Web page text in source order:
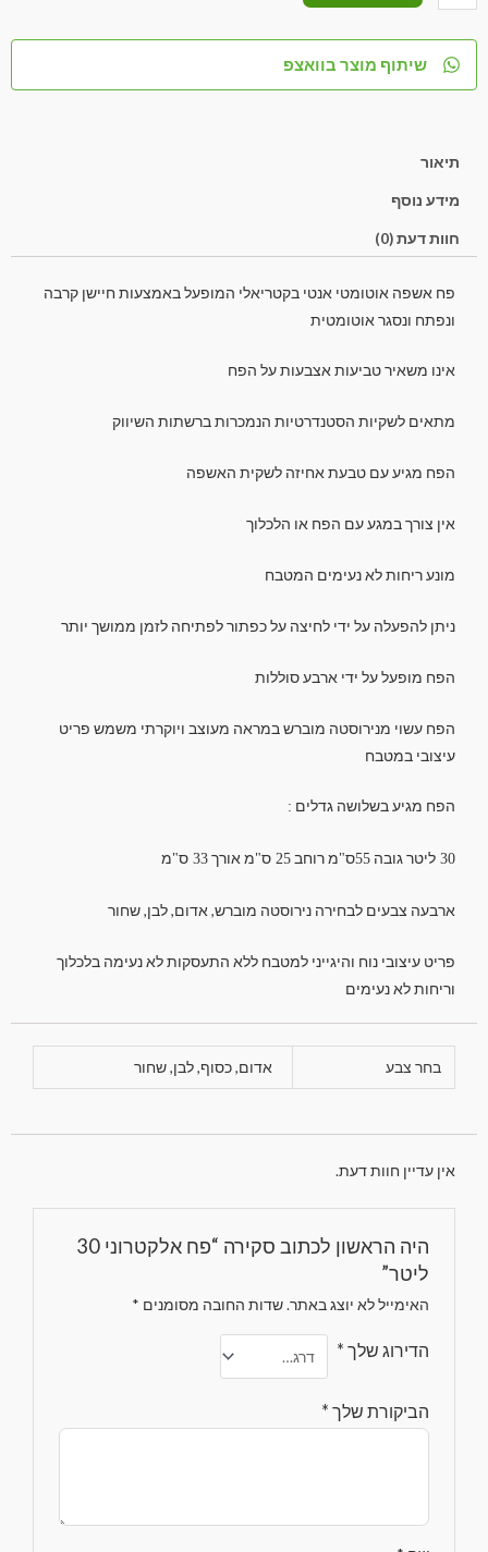
שיתוף מוצר בוואצפ
תיאור
מידע נוסף
חוות דעת (0)
פח אשפה אוטומטי אנטי בקטריאלי המופעל באמצעות חיישן קרבה
ונפתח ונסגר אוטומטית
אינו משאיר טביעות אצבעות על הפח
מתאים לשקיות הסטנדרטיות הנמכרות ברשתות השיווק
הפח מגיע עם טבעת אחיזה לשקית האשפה
אין צורך במגע עם הפח או הלכלוך
מונע ריחות לא נעימים המטבח
ניתן להפעלה על ידי לחיצה על כפתור לפתיחה לזמן ממושך יותר
הפח מופעל על ידי ארבע סוללות
הפח עשוי מנירוסטה מוברש במראה מעוצב ויוקרתי משמש פריט
עיצובי במטבח
הפח מגיע בשלושה גדלים :
30 ליטר גובה 55ס"מ רוחב 25 ס"מ אורך 33 ס"מ
ארבעה צבעים לבחירה נירוסטה מוברש, אדום, לבן, שחור
פריט עיצובי נוח והיגייני למטבח ללא התעסקות לא נעימה בלכלוך
וריחות לא נעימים
בחר צבע אדום, כסוף, לבן, שחור
אין עדיין חוות דעת.
היה הראשון לכתוב סקירה “פח אלקטרוני 30
ליטר”
האימייל לא יוצג באתר.שדות החובה מסומנים *
הדירוג שלך *
הביקורת שלך *